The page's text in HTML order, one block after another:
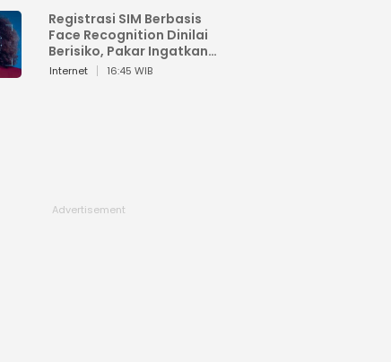
Registrasi SIM Berbasis
Face Recognition Dinilai
Berisiko, Pakar Ingatkan
Ancaman Privasi dan
Internet 16:45 WIB